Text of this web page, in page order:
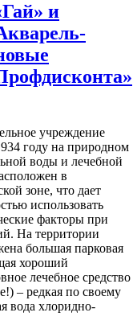
и
учреждение
году на природном
воды и лечебной
в
зоне, что дает
использовать
факторы при
На территории
большая парковая
хороший
лечебное средство
– редкая по своему
вода хлоридно-